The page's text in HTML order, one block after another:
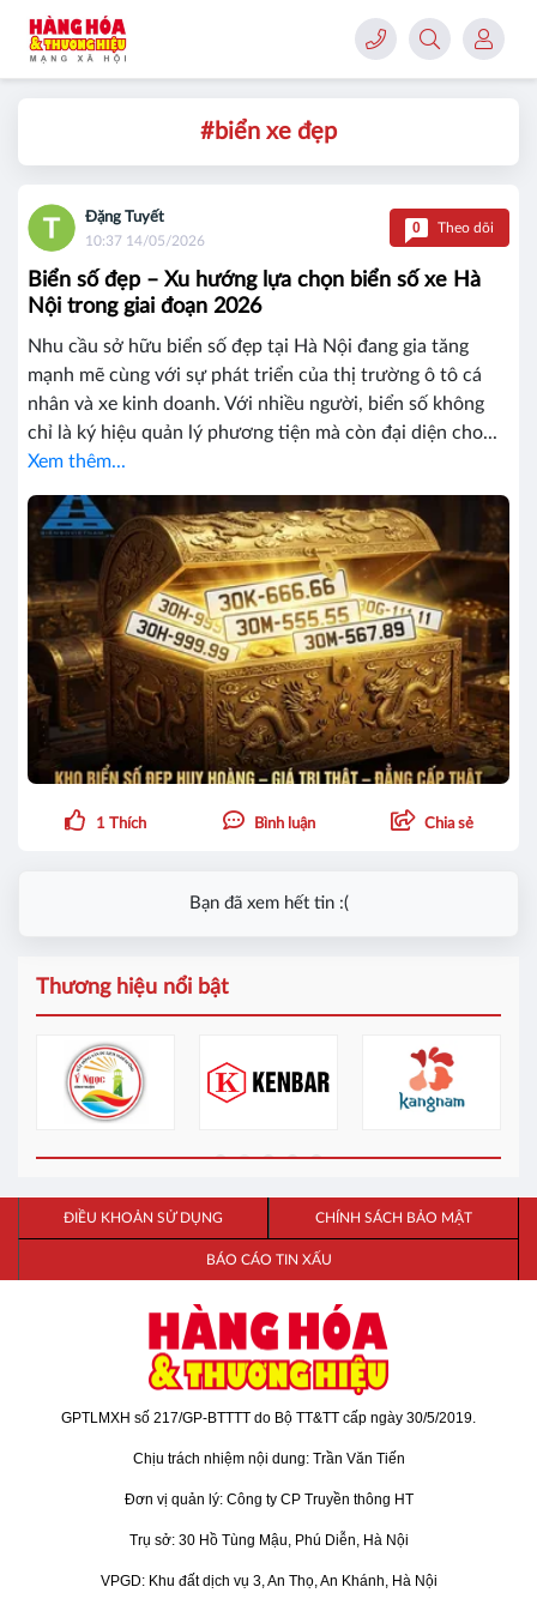
#biển xe đẹp
Đặng Tuyết
10:37 14/05/2026
0 Theo dõi
Biển số đẹp – Xu hướng lựa chọn biển số xe Hà
Nội trong giai đoạn 2026
Nhu cầu sở hữu biển số đẹp tại Hà Nội đang gia tăng
mạnh mẽ cùng với sự phát triển của thị trường ô tô cá
nhân và xe kinh doanh. Với nhiều người, biển số không
chỉ là ký hiệu quản lý phương tiện mà còn đại diện cho...
Xem thêm...
1 Thích Bình luận Chia sẻ
Bạn đã xem hết tin :(
Thương hiệu nổi bật
ĐIỀU KHOẢN SỬ DỤNG CHÍNH SÁCH BẢO MẬT
BÁO CÁO TIN XẤU
GPTLMXH số 217/GP-BTTTT do Bộ TT&TT cấp ngày 30/5/2019.
Chịu trách nhiệm nội dung: Trần Văn Tiến
Đơn vị quản lý: Công ty CP Truyền thông HT
Trụ sở: 30 Hồ Tùng Mậu, Phú Diễn, Hà Nội
VPGD: Khu đất dịch vụ 3, An Thọ, An Khánh, Hà Nội